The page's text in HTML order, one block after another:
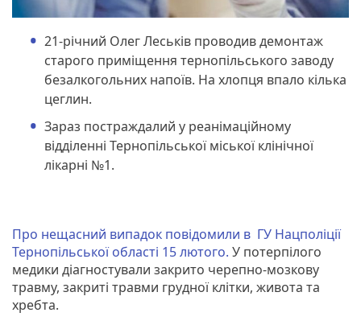
21-річний Олег Леськів проводив демонтаж
старого приміщення тернопільського заводу
безалкогольних напоїв. На хлопця впало кілька
цеглин.
Зараз постраждалий у реанімаційному
відділенні Тернопільської міської клінічної
лікарні №1.
Про нещасний випадок повідомили в ГУ Нацполіції
Тернопільської області 15 лютого. У потерпілого
медики діагностували закрито черепно-мозкову
травму, закриті травми грудної клітки, живота та
хребта.